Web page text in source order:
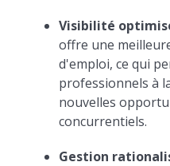
Visibilité
offre une
d'emploi, ce qui
professionnels à
nouvelles
concurrentiels.
Gestion